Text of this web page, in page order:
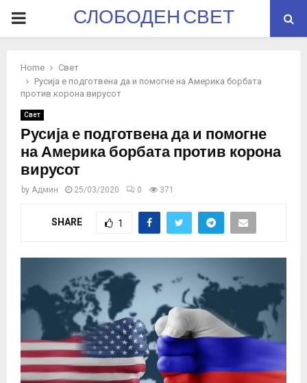
PRIMARYСЛОБОДЕН СВЕТ
Home
Свет
Русија е подготвена да и помогне на Америка борбата
против корона вирусот
Свет
Русија е подготвена да и помогне
на Америка борбата против корона
вирусот
by Админ 25/03/2020 0 371
SHARE 1